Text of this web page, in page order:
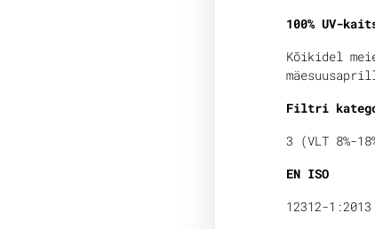
100% UV-
Kõikidel
Filtri
3 (VLT 8%-
EN ISO
12312-1:2013